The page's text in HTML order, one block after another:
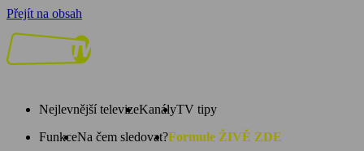
Přejít na obsah
Nejlevnější televizeKanályTV tipy
FunkceNa čem sledovat?Formule ŽIVĚ ZDE